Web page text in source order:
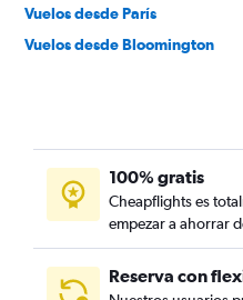
Vuelos desde París
Vuelos desde Bloomington
100% gratis
Cheapflights es
empezar a ahorrar
Reserva con